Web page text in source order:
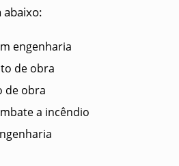
abaixo:
engenharia
de obra
de obra
a incêndio